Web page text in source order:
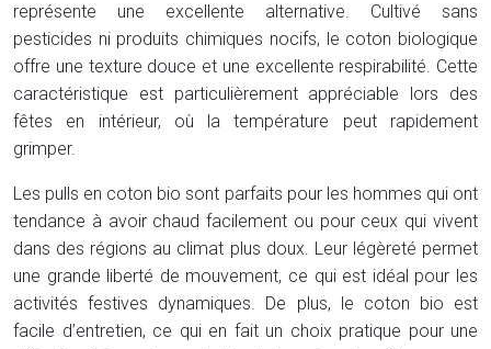
représente une excellente alternative. Cultivé sans
pesticides ni produits chimiques nocifs, le coton biologique
offre une texture douce et une excellente respirabilité. Cette
caractéristique est particulièrement appréciable lors des
fêtes en intérieur, où la température peut rapidement
grimper.
Les pulls en coton bio sont parfaits pour les hommes qui ont
tendance à avoir chaud facilement ou pour ceux qui vivent
dans des régions au climat plus doux. Leur légèreté permet
une grande liberté de mouvement, ce qui est idéal pour les
activités festives dynamiques. De plus, le coton bio est
facile d’entretien, ce qui en fait un choix pratique pour une